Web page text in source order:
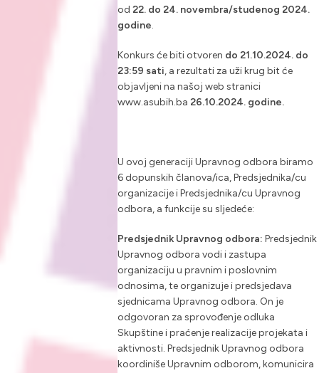
od 22. do 24. novembra/studenog 2024.
godine.
Konkurs će biti otvoren do 21.10.2024. do
23:59 sati, a rezultati za uži krug bit će
objavljeni na našoj web stranici
www.asubih.ba 26.10.2024.godine.
U ovoj generaciji Upravnog odbora biramo
6 dopunskih članova/ica, Predsjednika/cu
organizacije i Predsjednika/cu Upravnog
odbora, a funkcije su sljedeće:
Predsjednik Upravnog odbora: Predsjednik
Upravnog odbora vodi i zastupa
organizaciju u pravnim i poslovnim
odnosima, te organizuje i predsjedava
sjednicama Upravnog odbora. On je
odgovoran za sprovođenje odluka
Skupštine i praćenje realizacije projekata i
aktivnosti. Predsjednik Upravnog odbora
koordiniše Upravnim odborom, komunicira